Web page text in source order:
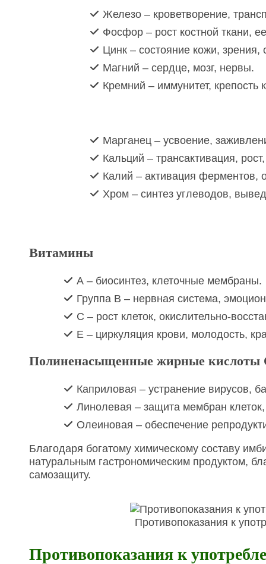
Железо – кроветворение,
Фосфор – рост костной ткани,
Цинк – состояние кожи, зрения,
Магний – сердце, мозг, нервы.
Кремний – иммунитет, крепость
Марганец – усвоение,
Кальций – трансактивация,
Калий – активация ферментов,
Хром – синтез углеводов,
Витамины
А – биосинтез, клеточные мембраны.
Группа В – нервная система,
С – рост клеток, окислительно-
Е – циркуляция крови, молодость,
Полиненасыщенные жирные кислоты
Каприловая – устранение вирусов,
Линолевая – защита мембран
Олеиновая – обеспечение
Благодаря богатому химическому составу
натуральным гастрономическим продуктом,
самозащиту.
Противопоказания к
Противопоказания к